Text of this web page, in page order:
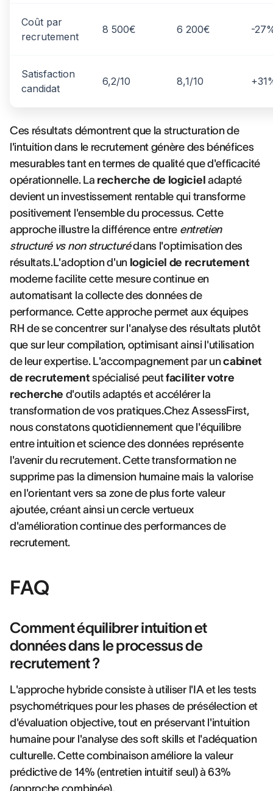
Coût par
recrutement
8 500€ 6 200€ -
Satisfaction
candidat
6,2/10 8,1/10
Ces résultats démontrent que la structuration de
l'intuition dans le recrutement génère des bénéfices
mesurables tant en termes de qualité que d'efficacité
opérationnelle. La recherche de logiciel adapté
devient un investissement rentable qui transforme
positivement l'ensemble du processus. Cette
approche illustre la différence entre entretien
structuré vs non structurédans l'optimisation des
résultats.L'adoption d'un logiciel de recrutement
moderne facilite cette mesure continue en
automatisant la collecte des données de
performance. Cette approche permet aux équipes
RH de se concentrer sur l'analyse des résultats plutôt
que sur leur compilation, optimisant ainsi l'utilisation
de leur expertise. L'accompagnement par uncabinet
de recrutement spécialisé peutfaciliter votre
recherche d'outils adaptés et accélérer la
transformation de vos pratiques.Chez AssessFirst,
nous constatons quotidiennement que l'équilibre
entre intuition et science des données représente
l'avenir du recrutement. Cette transformation ne
supprime pas la dimension humaine mais la valorise
en l'orientant vers sa zone de plus forte valeur
ajoutée, créant ainsi un cercle vertueux
d'amélioration continue des performances de
recrutement.
FAQ
Comment équilibrer intuition et
données dans le processus de
recrutement ?
L'approche hybride consiste à utiliser l'IA et les tests
psychométriques pour les phases de présélection et
d'évaluation objective, tout en préservant l'intuition
humaine pour l'analyse des soft skills et l'adéquation
culturelle. Cette combinaison améliore la valeur
prédictive de 14% (entretien intuitif seul) à 63%
(approche combinée).